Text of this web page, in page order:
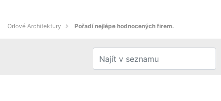
Orlové Architektury Pořadí nejlépe hodnocených firem.